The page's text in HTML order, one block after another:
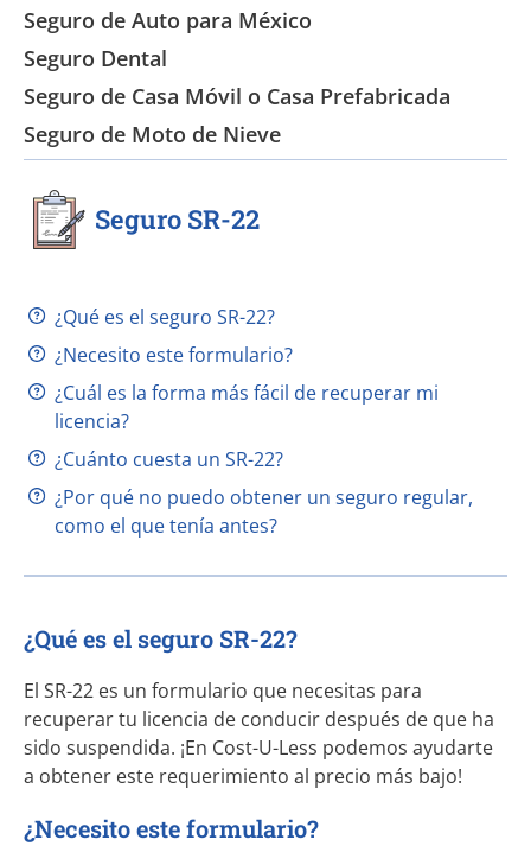
Seguro de Auto para México
Seguro Dental
Seguro de Casa Móvil o Casa Prefabricada
Seguro de Moto de Nieve
Seguro SR-22
¿Qué es el seguro SR-22?
¿Necesito este formulario?
¿Cuál es la forma más fácil de recuperar mi
licencia?
¿Cuánto cuesta un SR-22?
¿Por qué no puedo obtener un seguro regular,
como el que tenía antes?
¿Qué es el seguro SR-22?
El SR-22 es un formulario que necesitas para
recuperar tu licencia de conducir después de que ha
sido suspendida. ¡En Cost-U-Less podemos ayudarte
a obtener este requerimiento al precio más bajo!
¿Necesito este formulario?